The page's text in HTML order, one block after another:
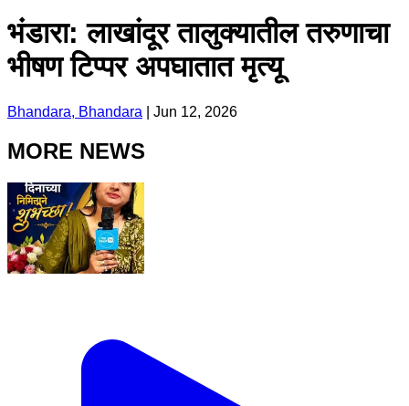
भंडारा: लाखांदूर तालुक्यातील तरुणाचा
भीषण टिप्पर अपघातात मृत्यू
Bhandara, Bhandara Jun 12, 2026
MORE NEWS